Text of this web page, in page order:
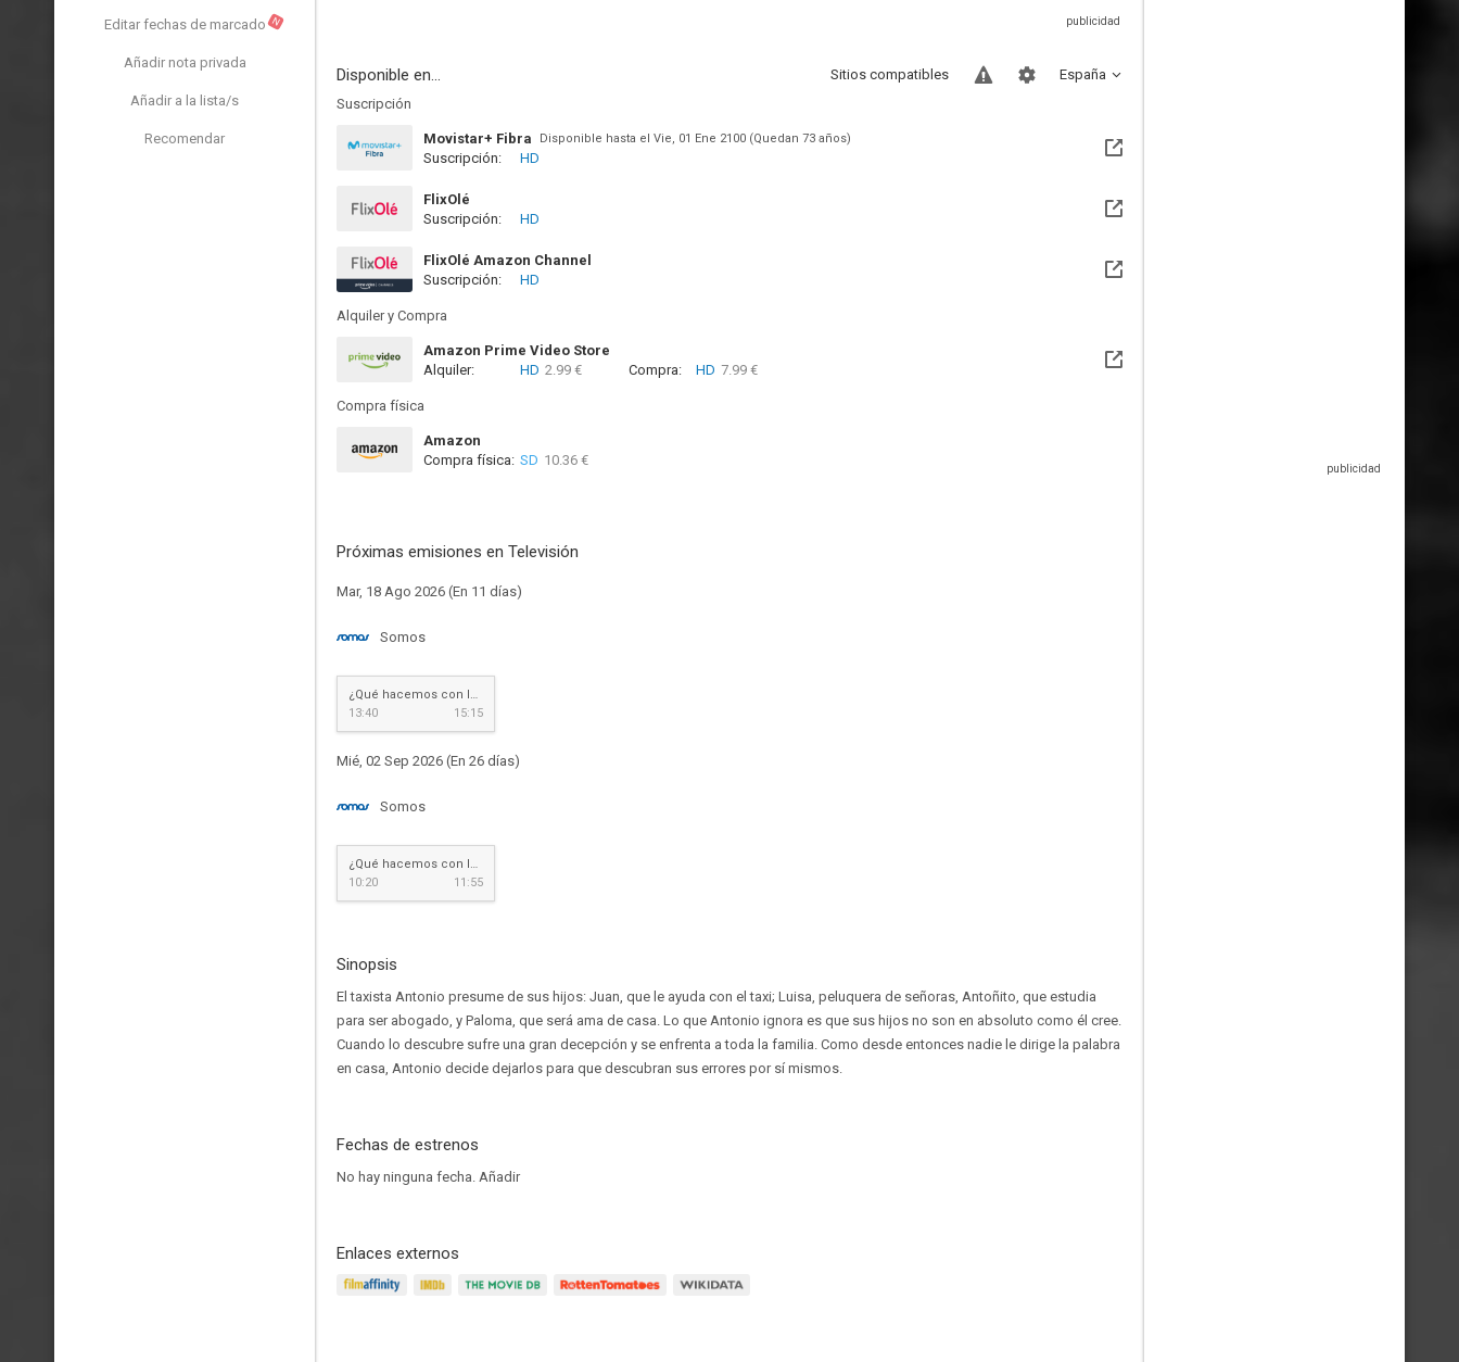
Editar fechas de marcado N
Añadir nota privada
Añadir a la lista/s
Recomendar
Disponible en... España
Sitios compatibles
Suscripción
Movistar+ Fibra Disponible hasta el Vie, 01 Ene 2100 (Quedan 73 años)
Suscripción: HD
FlixOlé
Suscripción:
HD
FlixOlé Amazon Channel
Suscripción:
HD
Alquiler y Compra
Amazon Prime Video Store
Alquiler:
HD 2.99 € Compra: HD 7.99 €
Compra física
Amazon
Compra física: SD 10.36 €
Próximas emisiones en Televisión
Mar, 18 Ago 2026 (En 11 días)
Somos
¿Qué hacemos con los hijos?
13:40
15:15
Mié, 02 Sep 2026 (En 26 días)
Somos
¿Qué hacemos con los hijos?
10:20
11:55
Sinopsis
El taxista Antonio presume de sus hijos: Juan, que le ayuda con el taxi; Luisa, peluquera de señoras, Antoñito, que estudia
para ser abogado, y Paloma, que será ama de casa. Lo que Antonio ignora es que sus hijos no son en absoluto como él cree.
Cuando lo descubre sufre una gran decepción y se enfrenta a toda la familia. Como desde entonces nadie le dirige la palabra
en casa, Antonio decide dejarlos para que descubran sus errores por sí mismos.
Fechas de estrenos
No hay ninguna fecha. Añadir
Enlaces externos